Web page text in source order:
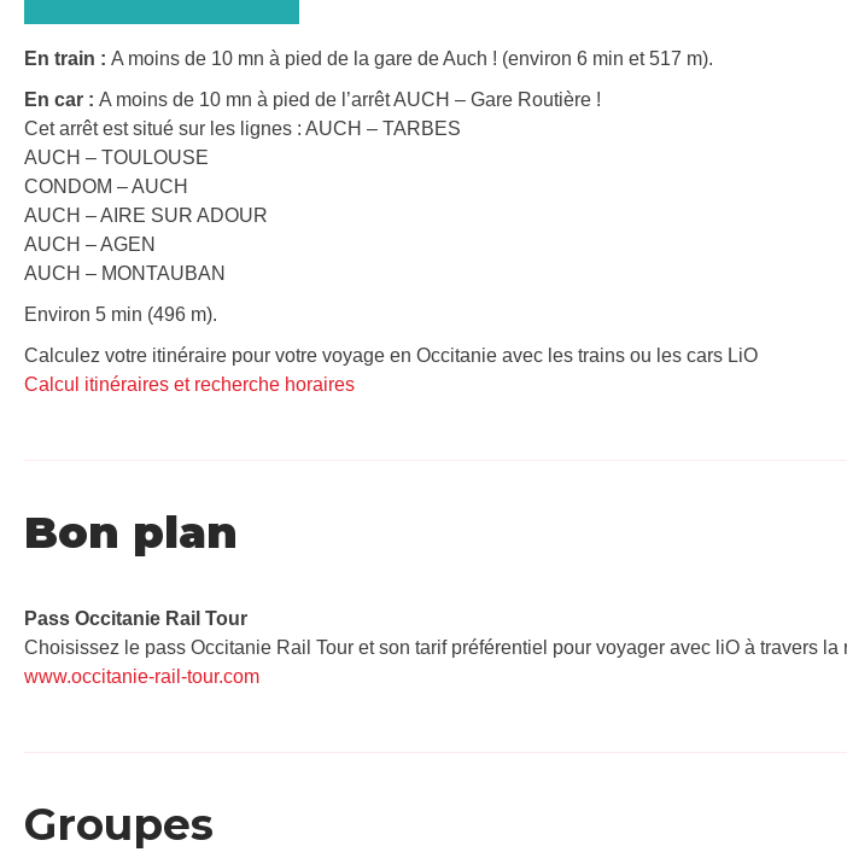
En train : A moins de 10 mn à pied de la gare de Auch ! (environ 6 min et 517 m).
En car : A moins de 10 mn à pied de l’arrêt AUCH – Gare Routière !
Cet arrêt est situé sur les lignes : AUCH – TARBES
AUCH – TOULOUSE
CONDOM – AUCH
AUCH – AIRE SUR ADOUR
AUCH – AGEN
AUCH – MONTAUBAN
Environ 5 min (496 m).
Calculez votre itinéraire pour votre voyage en Occitanie avec les trains ou les cars LiO
Calcul itinéraires et recherche horaires
Bon plan
Pass Occitanie Rail Tour​
Choisissez le pass Occitanie Rail Tour et son tarif préférentiel pour voyager avec liO à travers la
www.occitanie-rail-tour.com
Groupes